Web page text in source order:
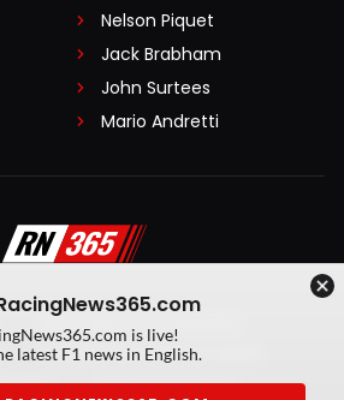
Nelson Piquet
Jack Brabham
John Surtees
Mario Andretti
Algemene voorwaarden
Created by On Your Marks
Kansspeluitingen
is live!
latest F1 news in English.